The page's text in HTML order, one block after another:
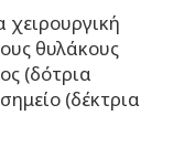
χειρουργική
θυλάκους
(δότρια
(δέκτρια